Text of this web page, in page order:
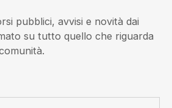
pubblici, avvisi e novità dai
su tutto quello che riguarda